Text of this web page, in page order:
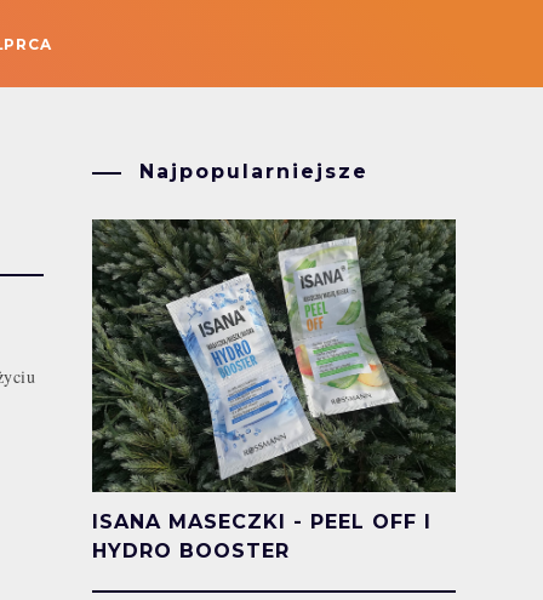
Najpopularniejsze
ISANA MASECZKI - PEEL OFF I
HYDRO BOOSTER